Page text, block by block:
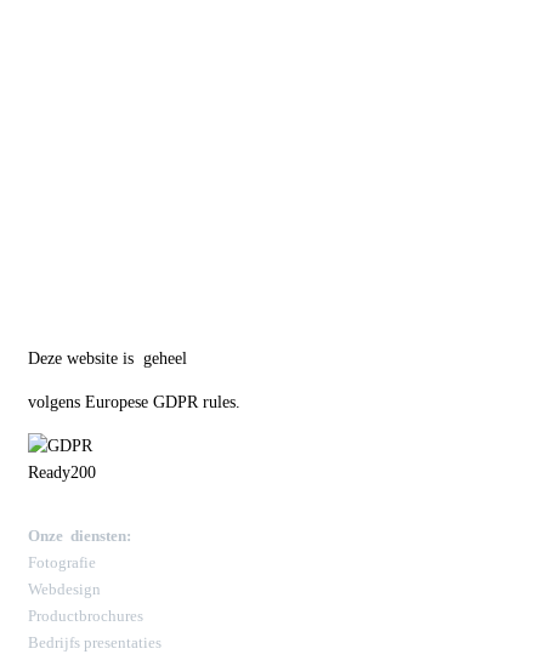
Deze website is geheel
volgens Europese GDPR rules.
Onze diensten:
Fotografie
Webdesign
Productbrochures
Bedrijfs presentaties